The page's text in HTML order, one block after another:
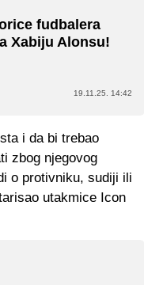
fudbalera
Xabiju Alonsu!
19.11.25. 14:42
i da bi trebao
zbog njegovog
o protivniku, sudiji ili
utakmice Icon